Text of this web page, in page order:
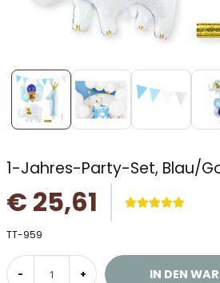
1-Jahres-Party-Set, Blau/
€ 25,61
TT-959
- + IN DEN